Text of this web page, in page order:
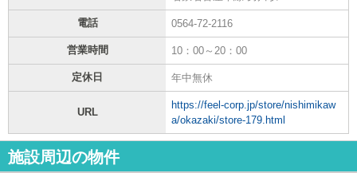
電話 0564-72-2116
営業時間 10：00～20：00
定休日 年中無休
URL
https://feel-corp.jp/store/nishimikaw
a/okazaki/store-179.html
施設周辺の物件